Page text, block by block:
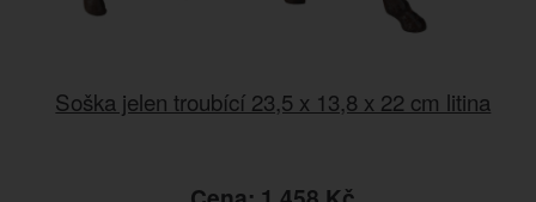
Soška jelen troubící 23,5 x 13,8 x 22 cm litina